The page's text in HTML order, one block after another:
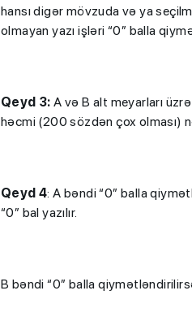
hansı digər mövzuda və ya
olmayan yazı işləri “0” balla
Qeyd 3: A və B alt meyarları
həcmi (200 sözdən çox olması)
Qeyd 4: A bəndi “0” balla
“0” bal yazılır.
B bəndi “0” balla